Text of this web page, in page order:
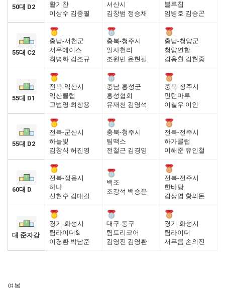
50대 D2
활기찬
이상수 김종필
서산시
김창범 정승채
블루칩
임병호 김승곤
55대 C2
충남-서천군
서우에이스
최병화 김조규
충북-청주시
일사천리
조원민 윤현필
충남-청양군
청양연합
김용환 김현중
55대 D1
전북-익산시
익산클럽
고범영 최창용
충남-홍성군
홍성협회
유재천 김영석
충북-청주시
민턴마루
이철우 이인
55대 D2
전북-군산시
하늘빛
김창식 허진영
충북-청주시
팀맥스
전철근 김경영
전북-전주시
하가클럽
이해준 유인철
60대 D
전북-정읍시
하나
신현수 김대길
백조
조강석 백승윤
전북-전주시
한바탕
김상엽 황의돈
대 준자강
경기-화성시
팀라이더&
이경환 박남준
대구-동구
팀트리코어
김영진 김영환
경기-화성시
팀라이더
서푸름 손의진
여복